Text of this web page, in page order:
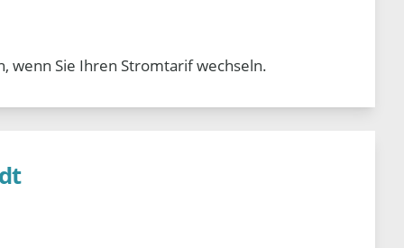
wenn Sie Ihren Stromtarif wechseln.